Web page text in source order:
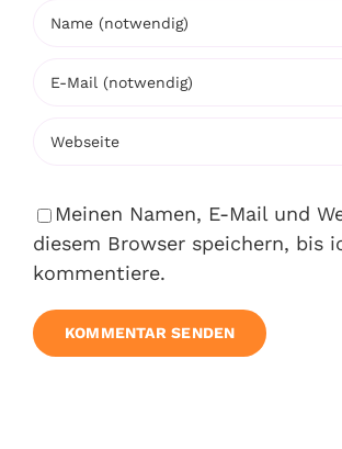
Meinen Namen, E-Mail und
diesem Browser speichern, bis
kommentiere.